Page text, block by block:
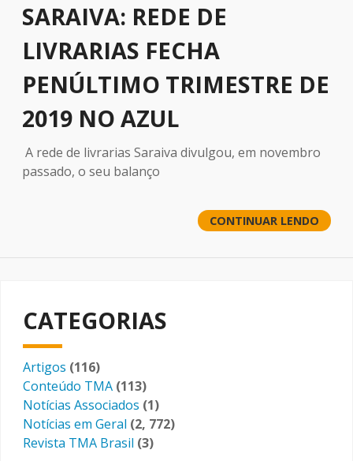
SARAIVA: REDE DE
LIVRARIAS FECHA
PENÚLTIMO TRIMESTRE DE
2019 NO AZUL
A rede de livrarias Saraiva divulgou, em novembro
passado, o seu balanço
CONTINUAR LENDO
CATEGORIAS
Artigos (116)
Conteúdo TMA (113)
Notícias Associados (1)
Notícias em Geral (2, 772)
Revista TMA Brasil (3)